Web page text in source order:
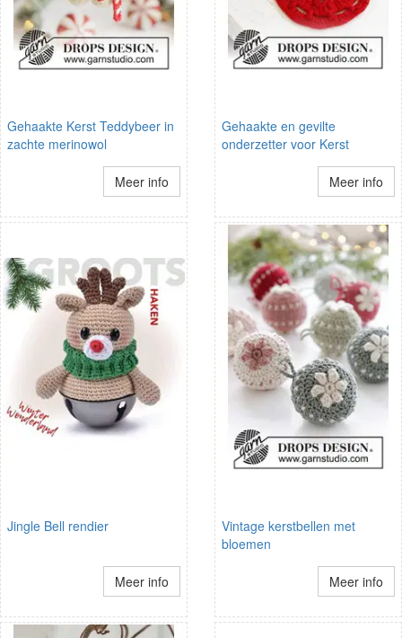
Gehaakte Kerst Teddybeer in
zachte merinowol
Meer info
Gehaakte en gevilte
onderzetter voor Kerst
Meer info
Jingle Bell rendier
Meer info
Vintage kerstbellen met
bloemen
Meer info